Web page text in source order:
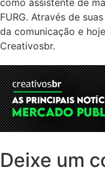
como assistente de
FURG. Através de
da comunicação e
Creativosbr.
Deixe um